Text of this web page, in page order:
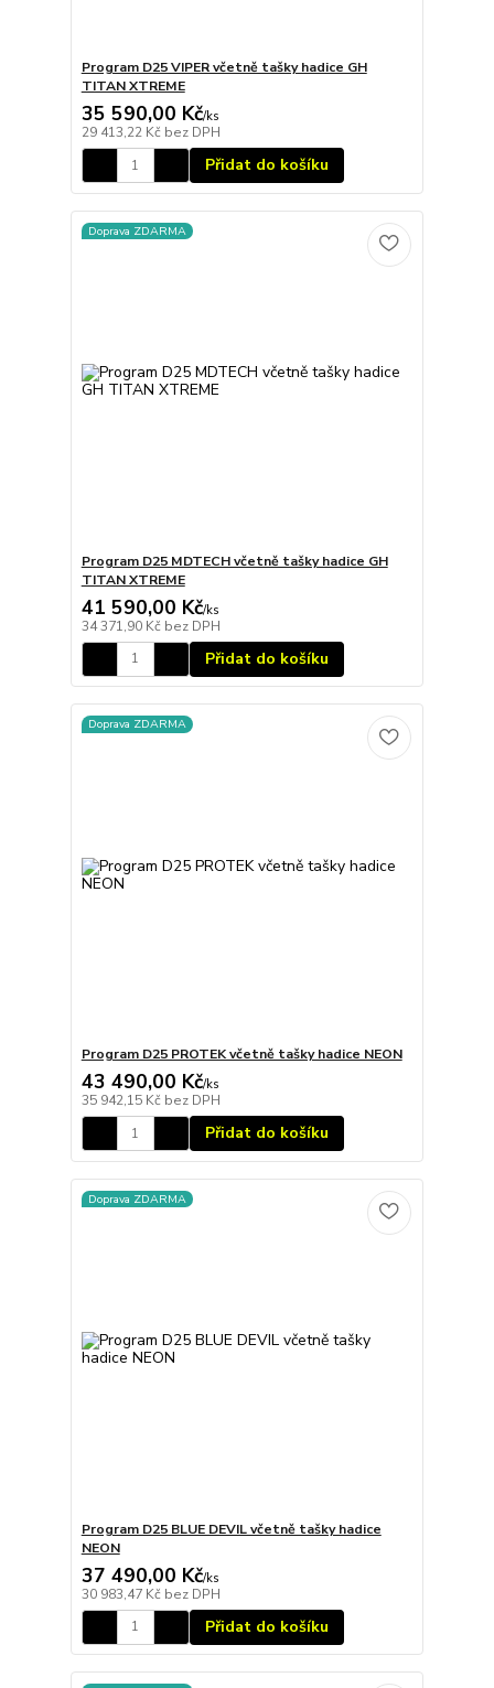
Program D25 VIPER včetně tašky hadice GH
TITAN XTREME
35 590,00 Kč/ks
29 413,22 Kč bez DPH
Přidat do košíku
Doprava ZDARMA
Program D25 MDTECH včetně tašky hadice GH
TITAN XTREME
41 590,00 Kč/ks
34 371,90 Kč bez DPH
Přidat do košíku
Doprava ZDARMA
Program D25 PROTEK včetně tašky hadice NEON
43 490,00 Kč/ks
35 942,15 Kč bez DPH
Přidat do košíku
Doprava ZDARMA
Program D25 BLUE DEVIL včetně tašky hadice
NEON
37 490,00 Kč/ks
30 983,47 Kč bez DPH
Přidat do košíku